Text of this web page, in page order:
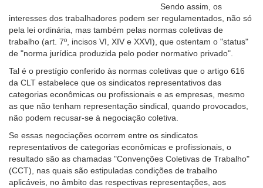
um
recurso
de
acessibilidade
pessoas
com
baixa
visão.
Sendo assim, os
interesses dos trabalhadores podem ser regulamentados, não só
pela lei ordinária, mas também pelas normas coletivas de
trabalho (art. 7º, incisos VI, XIV e XXVI), que ostentam o "status"
de "norma jurídica produzida pelo poder normativo privado".
Tal é o prestígio conferido às normas coletivas que o artigo 616
da CLT estabelece que os sindicatos representativos das
categorias econômicas ou profissionais e as empresas, mesmo
as que não tenham representação sindical, quando provocados,
não podem recusar-se à negociação coletiva.
Se essas negociações ocorrem entre os sindicatos
representativos de categorias econômicas e profissionais, o
resultado são as chamadas "Convenções Coletivas de Trabalho"
(CCT), nas quais são estipuladas condições de trabalho
aplicáveis, no âmbito das respectivas representações, aos